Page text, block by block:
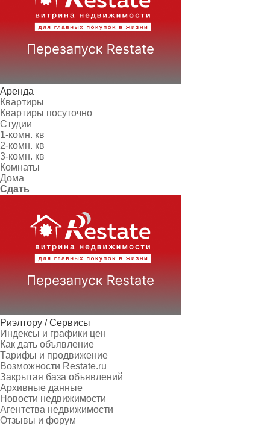
Аренда
Квартиры
Квартиры посуточно
Студии
1-комн. кв
2-комн. кв
3-комн. кв
Комнаты
Дома
Сдать
Риэлтору / Сервисы
Индексы и графики цен
Как дать объявление
Тарифы и продвижение
Возможности Restate.ru
Закрытая база объявлений
Архивные данные
Новости недвижимости
Агентства недвижимости
Отзывы и форум